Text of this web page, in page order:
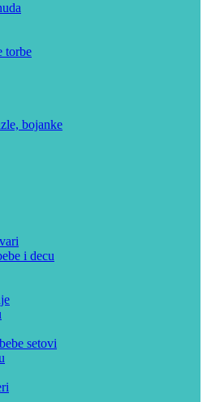
torbe
bojanke
i decu
setovi